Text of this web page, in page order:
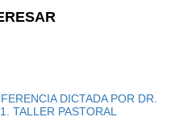
DICTADA POR DR.
TALLER PASTORAL